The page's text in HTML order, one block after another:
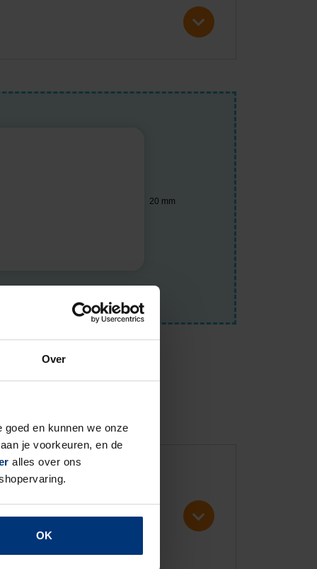
Over
en kunnen we onze
je voorkeuren, en de
alles over ons
OK
volledig is !
5 6
3 . ,